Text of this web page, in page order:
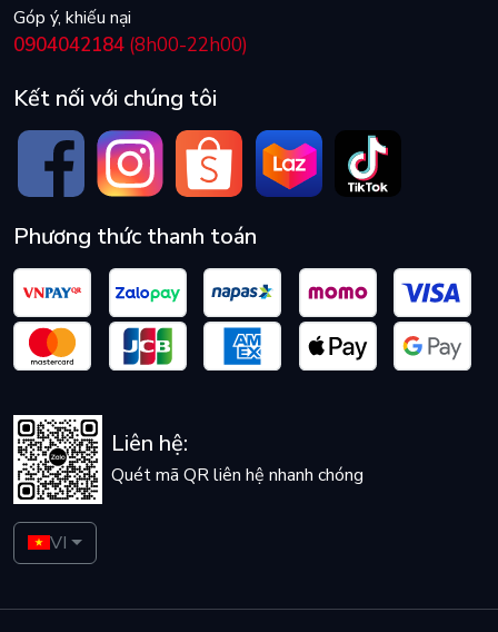
Góp ý, khiếu nại
0904042184 (8h00-22h00)
Kết nối với chúng tôi
Phương thức thanh toán
Liên hệ:
Quét mã QR liên hệ nhanh chóng
VI